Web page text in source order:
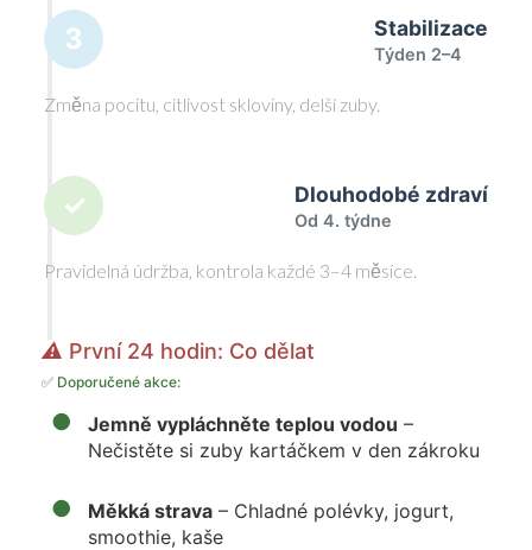
3 Stabilizace
Týden 2–4
Změna pocitu, citlivost skloviny, delší zuby.
✓ Dlouhodobé zdraví
Od 4. týdne
Pravidelná údržba, kontrola každé 3–4 měsíce.
⚠️ První 24 hodin: Co dělat
✅ Doporučené akce:
● Jemně vypláchněte teplou vodou –
Nečistěte si zuby kartáčkem v den zákroku
● Měkká strava– Chladné polévky, jogurt,
smoothie, kaše